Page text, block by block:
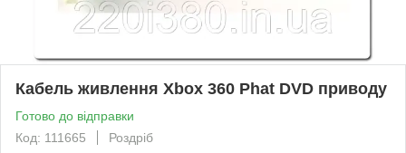
Кабель живлення Xbox 360 Phat DVD приводу
Готово до відправки
Код: 111665
Роздріб